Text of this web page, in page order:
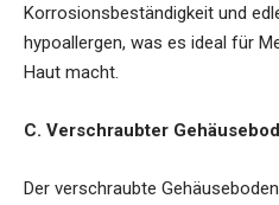
Korrosionsbeständigkeit und
hypoallergen, was es ideal für
Haut macht.
C. Verschraubter
Der verschraubte